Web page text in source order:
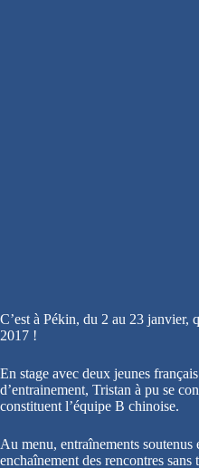
C’est à Pékin, du 2 au 23 janvier,
2017 !
En stage avec deux jeunes
d’entrainement, Tristan à pu se
constituent l’équipe B chinoise.
Au menu, entraînements
enchaînement des rencontres sans